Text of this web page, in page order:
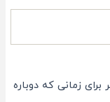
زمانی که دوباره